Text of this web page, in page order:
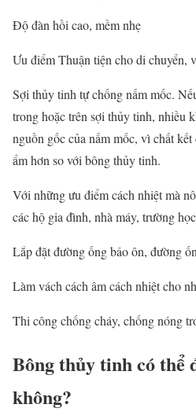
Độ đàn hồi cao, mềm nhẹ
Ưu điểm Thuận tiện cho di chuyển,
Sợi thủy tinh tự chống nấm mốc.
trong hoặc trên sợi thủy tinh, nhiều
nguồn gốc của nấm mốc, vì chất
ẩm hơn so với bông thủy tinh.
Với những ưu điểm cách nhiệt mà
các hộ gia đình, nhà máy, trường
Lắp đặt đường ống bảo ôn, đường
Làm vách cách âm cách nhiệt cho
Thi công chống cháy, chống nóng
Bông thủy tinh có thể
không?